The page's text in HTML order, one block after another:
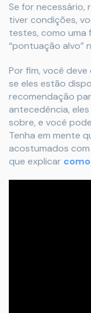
Se for necessário,
tiver condições,
testes, como uma
“pontuação alvo”
Por fim, você
se eles estão
recomendação
antecedência,
sobre, e você
Tenha em mente
acostumados
que explicar